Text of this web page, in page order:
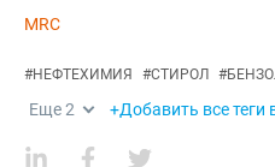
MRC
#НЕФТЕХИМИЯ #СТИРОЛ #
Еще2 +Добавить все теги